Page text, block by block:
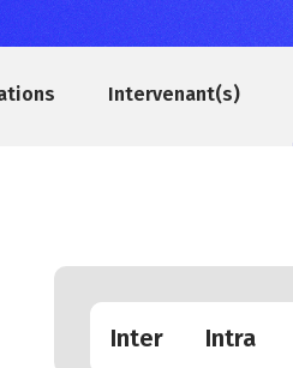
Intervenant(s)
Inter Intra